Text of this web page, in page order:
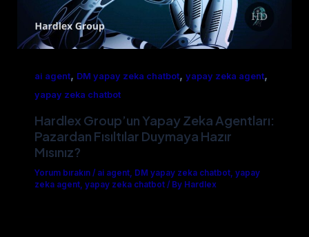
ai agent, DM yapay zeka chatbot, yapay zeka agent,
yapay zeka chatbot
Hardlex Group’un Yapay Zeka Agentları:
Pazardan Fısıltılar Duymaya Hazır
Mısınız?
Yorum bırakın / ai agent, DM yapay zeka chatbot, yapay
zeka agent, yapay zeka chatbot/ By Hardlex